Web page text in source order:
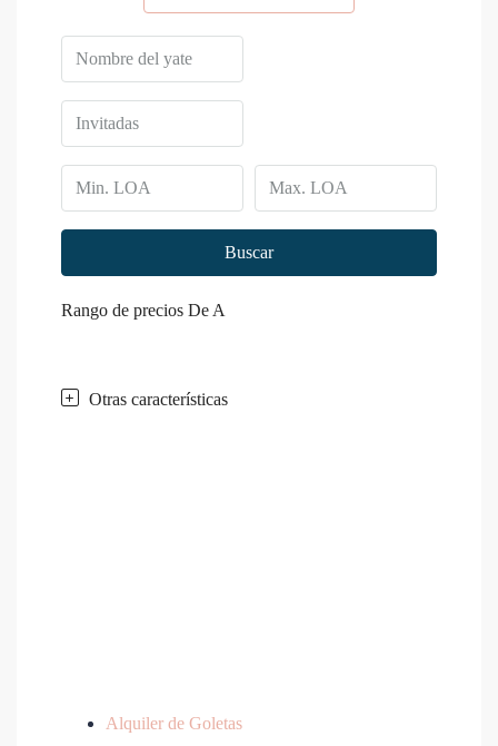
Buscar
Rango de precios De A
Otras características
Alquiler de Goletas